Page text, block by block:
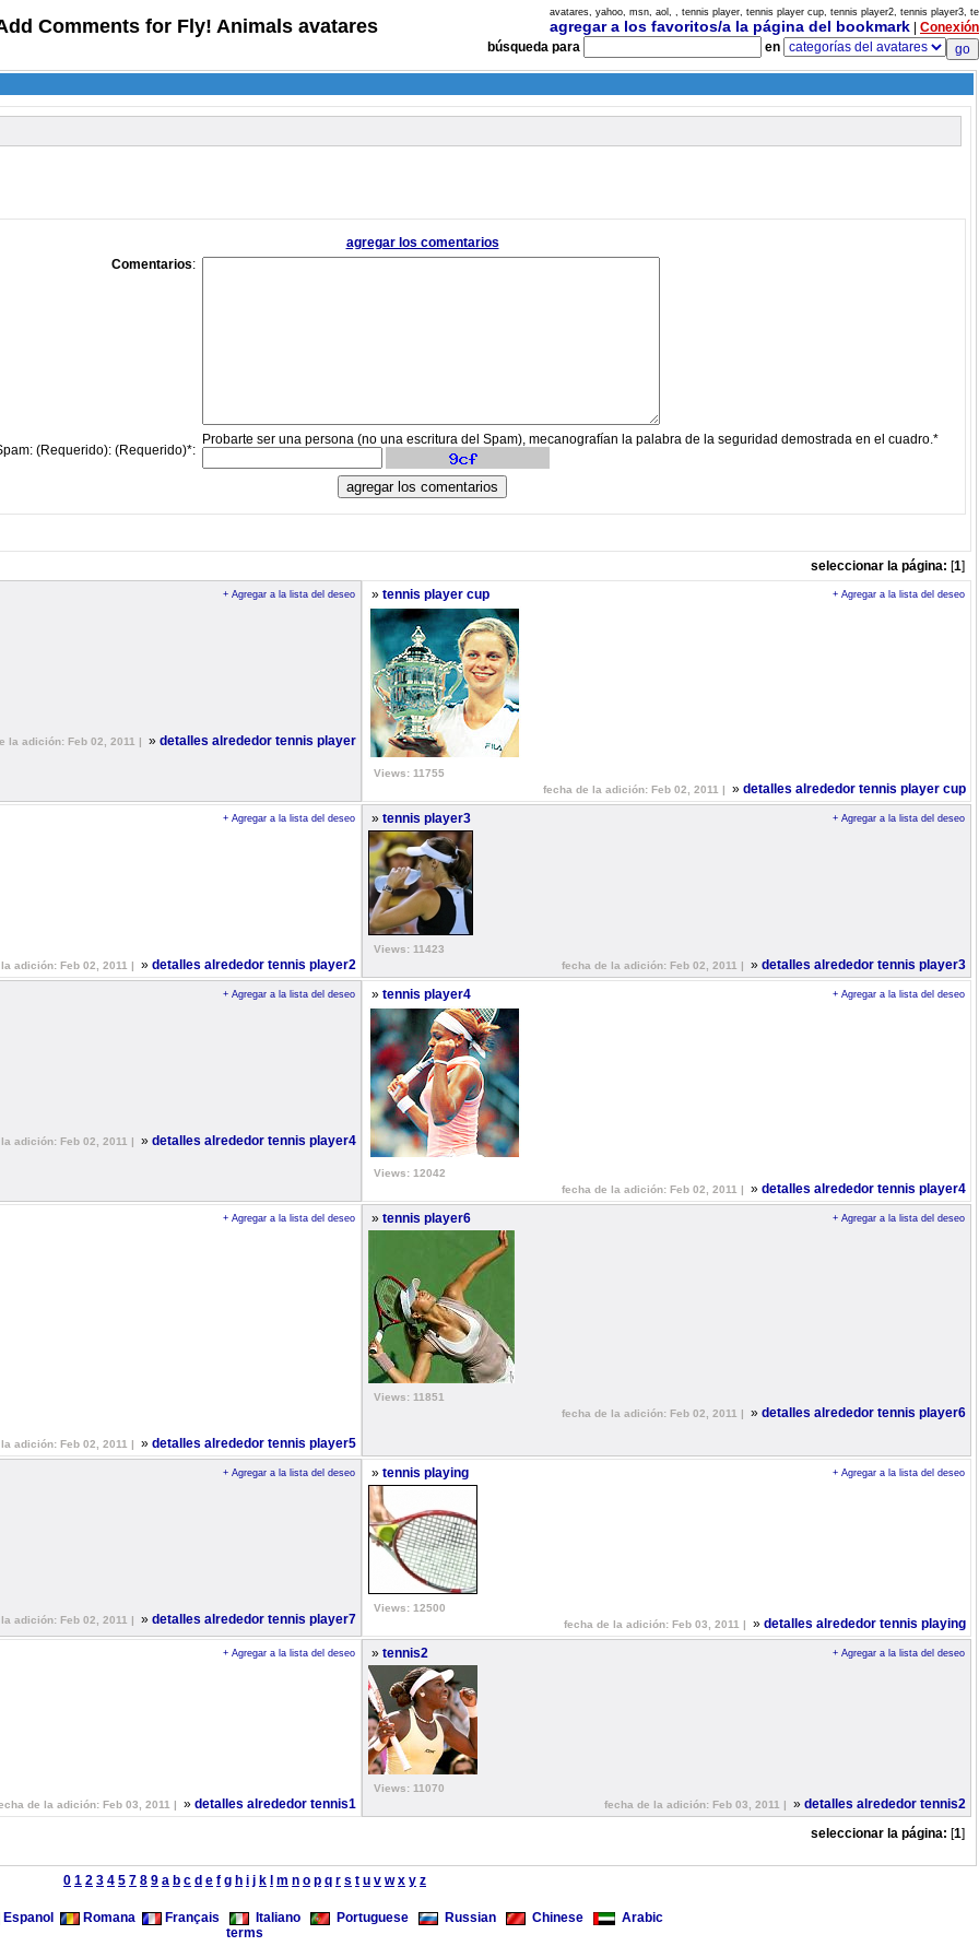
Comments for Fly! Animals avatares
avatares, yahoo, msn, aol, , tennis player, tennis player cup, tennis player2, tennis player3, te
agregar a los favoritos/a la página del bookmark
Conexión
búsqueda para
en
agregar los comentarios
Comentarios:
(Requerido): (Requerido)*:
Probarte ser una persona (no una escritura del Spam), mecanografían la palabra de la seguridad demostrada en el cuadro.*
seleccionar la página: [1]
+ Agregar a la lista del deseo
la adición: Feb 02, 2011 |
» detalles alrededor tennis player
» tennis player cup + Agregar a la lista del deseo
Views: 11755
fecha de la adición: Feb 02, 2011 |
» detalles alrededor tennis player cup
+ Agregar a la lista del deseo
adición: Feb 02, 2011 |
» detalles alrededor tennis player2
» tennis player3 + Agregar a la lista del deseo
Views: 11423
fecha de la adición: Feb 02, 2011 |
» detalles alrededor tennis player3
+ Agregar a la lista del deseo
adición: Feb 02, 2011 |
» detalles alrededor tennis player4
» tennis player4 + Agregar a la lista del deseo
Views: 12042
fecha de la adición: Feb 02, 2011 |
» detalles alrededor tennis player4
+ Agregar a la lista del deseo
adición: Feb 02, 2011 |
» detalles alrededor tennis player5
» tennis player6 + Agregar a la lista del deseo
Views: 11851
fecha de la adición: Feb 02, 2011 |
» detalles alrededor tennis player6
+ Agregar a la lista del deseo
adición: Feb 02, 2011 |
» detalles alrededor tennis player7
» tennis playing + Agregar a la lista del deseo
Views: 12500
fecha de la adición: Feb 03, 2011 |
» detalles alrededor tennis playing
+ Agregar a la lista del deseo
de la adición: Feb 03, 2011 |
» detalles alrededor tennis1
» tennis2 + Agregar a la lista del deseo
Views: 11070
fecha de la adición: Feb 03, 2011 |
» detalles alrededor tennis2
seleccionar la página: [1]
0 1 2 3 4 5 7 8 9 a b c d e f g h i j k m n o p q r s t u v w x y z
Espanol Romana Français Italiano Portuguese Russian Chinese
Arabic
terms